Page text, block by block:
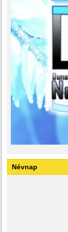
Névnap